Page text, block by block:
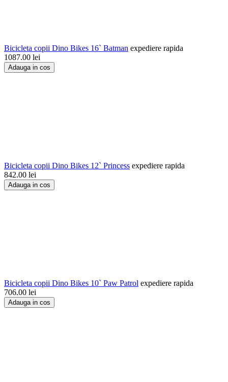
Bicicleta copii Dino Bikes 16` Batman expediere rapida
1087.00 lei
Adauga in cos
Bicicleta copii Dino Bikes 12` Princess expediere rapida
842.00 lei
Adauga in cos
Bicicleta copii Dino Bikes 10` Paw Patrol expediere rapida
706.00 lei
Adauga in cos